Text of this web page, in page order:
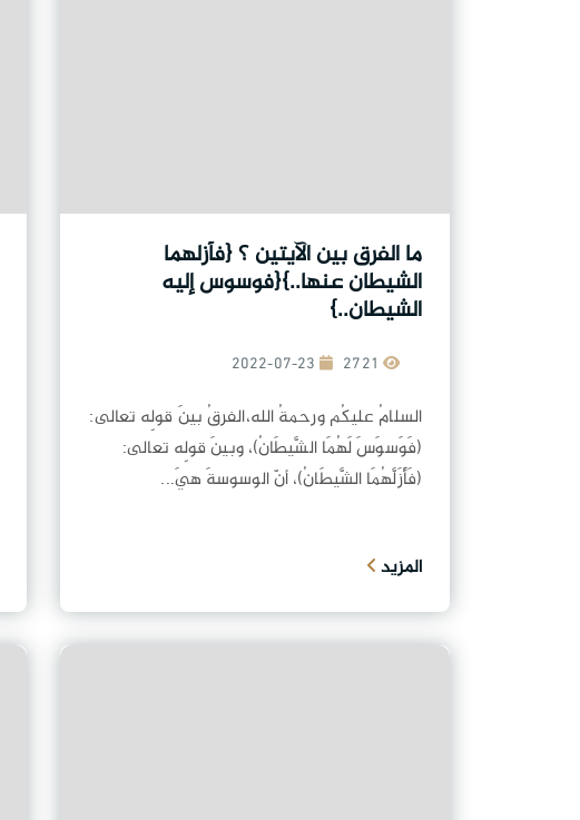
ما الفرق بين الآيتين ؟ {فأزلهما
الشيطان عنها..}{فوسوس إليه
الشيطان..}
2022-07-23
السلامُ عليكُم ورحمةُ الله،الفرقُ بينَ قولِه تعالى:
(فَوَسوَسَ لَهُمَا الشَّيطَانُ)، وبينَ قولِه تعالى:
(فَأَزَلَّهُمَا الشَّيطَانُ)، أنّ الوسوسةَ هيَ...
المزيد